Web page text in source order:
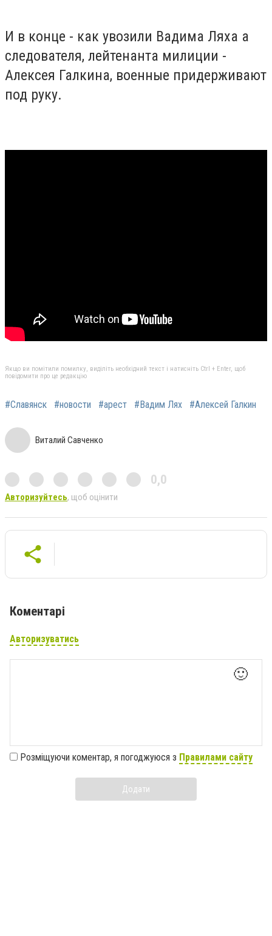
И в конце - как увозили Вадима Ляха а
следователя, лейтенанта милиции -
Алексея Галкина, военные придерживают
под руку.
Якщо ви помітили помилку, виділіть необхідний текст і натисніть Ctrl + Enter, щоб
повідомити про це редакцію
#Славянск #новости #арест #Вадим Лях #Алексей Галкин
Виталий Савченко
0,0
Авторизуйтесь, щоб оцінити
Коментарі
Авторизуватись
🙂
Розміщуючи коментар, я погоджуюся з Правилами сайту
Додати